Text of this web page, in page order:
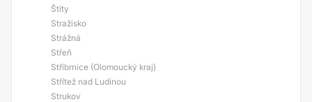
Štíty
Stražisko
Strážná
Střeň
Stříbrnice (Olomoucký kraj)
Střítež nad Ludinou
Strukov